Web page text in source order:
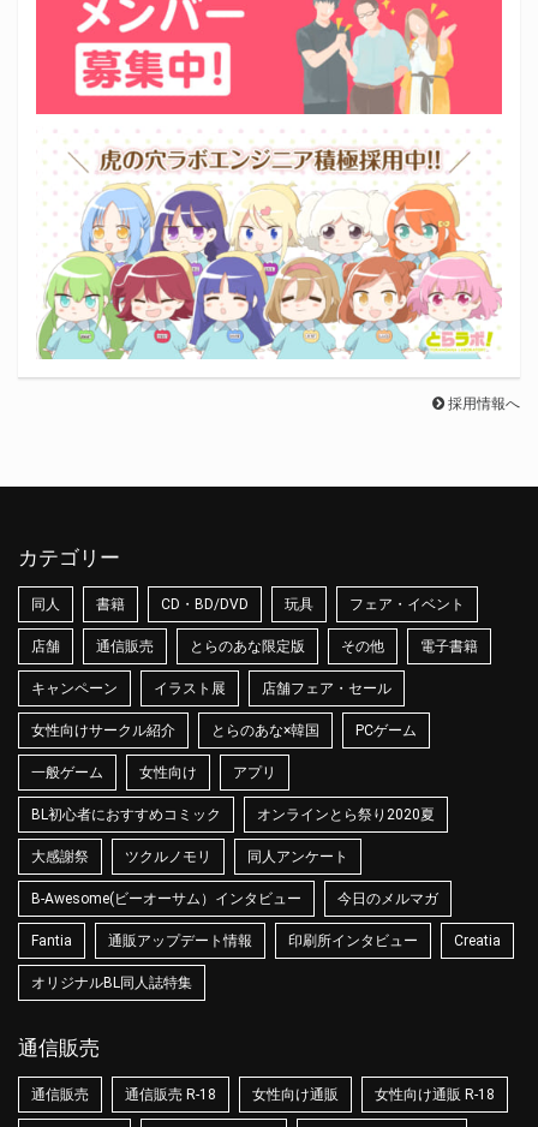
採用情報へ
カテゴリー
同人 書籍 CD・BD/DVD 玩具 フェア・イベント
店舗 通信販売 とらのあな限定版 その他 電子書籍
キャンペーン イラスト展 店舗フェア・セール
女性向けサークル紹介 とらのあな×韓国 PCゲーム
一般ゲーム 女性向け アプリ
BL初心者におすすめコミック オンラインとら祭り2020夏
大感謝祭 ツクルノモリ 同人アンケート
B-Awesome(ビーオーサム）インタビュー 今日のメルマガ
Fantia 通販アップデート情報 印刷所インタビュー Creatia
オリジナルBL同人誌特集
通信販売
通信販売 通信販売 R-18 女性向け通販 女性向け通販 R-18